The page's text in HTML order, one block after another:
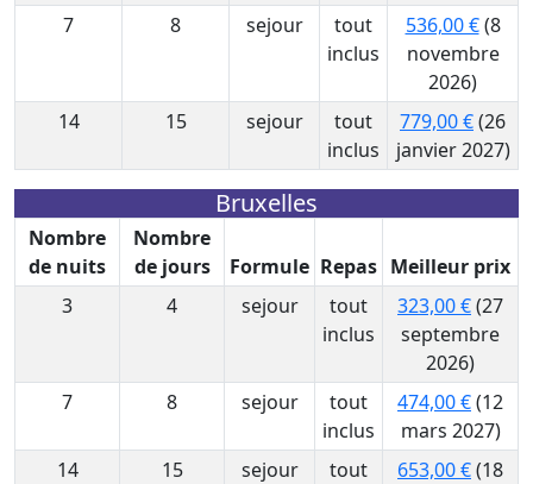
7
8 sejour
tout
inclus
536,00 €(8
novembre
2026)
14
15 sejour
tout
inclus
779,00 €(26
janvier 2027)
Bruxelles
Nombre
de nuits
Nombre
de jours
Formule Repas Meilleur prix
3
4 sejour
tout
inclus
323,00 €(27
septembre
2026)
7
8 sejour
tout
inclus
474,00 €(12
mars 2027)
14
15 sejour
tout
653,00 €(18